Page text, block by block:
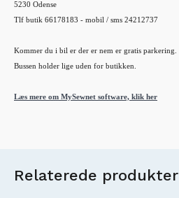
5230 Odense
Tlf butik 66178183 - mobil / sms 24212737
Kommer du i bil er der er nem er gratis parkering.
Bussen holder lige uden for butikken.
Læs mere om MySewnet software, klik her
Relaterede produkter